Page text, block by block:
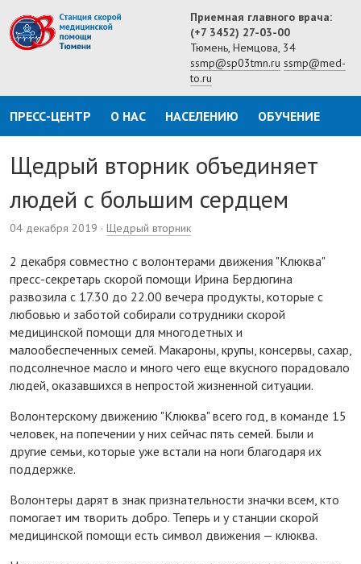
Приемная главного врача:
(+7 3452) 27-03-00
Тюмень, Немцова, 34
ssmp@sp03tmn.ru ssmp@med-
to.ru
ПРЕСС-ЦЕНТР О НАС НАСЕЛЕНИЮ ОБУЧЕНИЕ
Щедрый вторник объединяет
людей с большим сердцем
04 декабря 2019 · Щедрый вторник
2 декабря совместно с волонтерами движения "Клюква"
пресс-секретарь скорой помощи Ирина Бердюгина
развозила с 17.30 до 22.00 вечера продукты, которые с
любовью и заботой собирали сотрудники скорой
медицинской помощи для многодетных и
малообеспеченных семей. Макароны, крупы, консервы, сахар,
подсолнечное масло и много чего еще вкусного порадовало
людей, оказавшихся в непростой жизненной ситуации.
Волонтерскому движению "Клюква" всего год, в команде 15
человек, на попечении у них сейчас пять семей. Были и
другие семьи, которые уже встали на ноги благодаря их
поддержке.
Волонтеры дарят в знак признательности значки всем, кто
помогает им творить добро. Теперь и у станции скорой
медицинской помощи есть символ движения — клюква.